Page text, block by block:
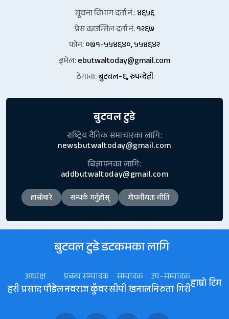
सूचना विभाग दर्ता नं.:४६५६
प्रेस काउन्सिल दर्ता नं.१२६७
फोन:०७१-५५४६४०, ५५४६४२
इमेल:ebutwaltoday@gmail.com
ठेगाना:बुटवल–६, रुपन्देही
बुटवल टुडे
राष्ट्रिय दैनिक समाचारका लागि:
newsbutwaltoday@gmail.com
बिज्ञापनका लागि:
addbutwaltoday@gmail.com
हाम्रोबारे सम्पर्क गर्नुहोस् गोपनीयता नीति
बुटवल टुडे डटकमका लागि
अध्यक्ष
हरी प्रसाद पौडेल
प्रबन्ध सम्पादक
नवराज कॅुवर
सम्पादक
सीपी खनाल
उप–सम्पादक
निरुता गिरीहाम्रो टिम